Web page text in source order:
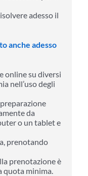
adesso il
anche adesso
online su diversi
nell’uso degli
da
o un tablet e
prenotando
prenotazione è
quota minima.